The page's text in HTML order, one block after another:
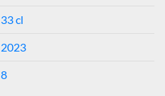
33 cl
2023
8